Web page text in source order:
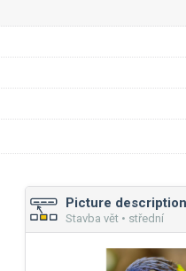
Picture
Stavba vět • střední